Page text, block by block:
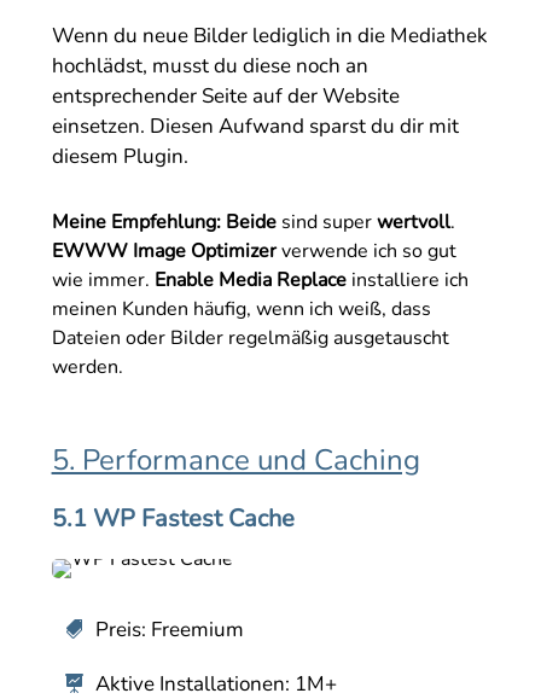
Wenn du neue Bilder lediglich in die Mediathek
hochlädst, musst du diese noch an
entsprechender Seite auf der Website
einsetzen. Diesen Aufwand sparst du dir mit
diesem Plugin.
Meine Empfehlung: Beidesind superwertvoll.
EWWW Image Optimizerverwende ich so gut
wie immer. Enable Media Replaceinstalliere ich
meinen Kunden häufig, wenn ich weiß, dass
Dateien oder Bilder regelmäßig ausgetauscht
werden.
5. Performance und Caching
5.1 WP Fastest Cache
 Preis: Freemium
 Aktive Installationen: 1M+